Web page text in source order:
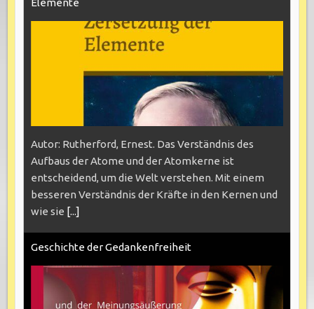
Autor: Rutherford, Ernest. Das Verständnis des
Aufbaus der Atome und der Atomkerne ist
entscheidend, um die Welt verstehen. Mit einem
besseren Verständnis der Kräfte in den Kernen und
wie sie [...]
Geschichte der Gedankenfreiheit